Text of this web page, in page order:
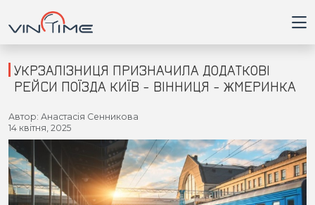
Головна
Війна
Новини
УКРЗАЛІЗНИЦЯ ПРИЗНАЧИЛА ДОДАТКОВІ
РЕЙСИ ПОЇЗДА КИЇВ - ВІННИЦЯ - ЖМЕРИНКА
Автор: Анастасія Сенникова
14 квітня, 2025